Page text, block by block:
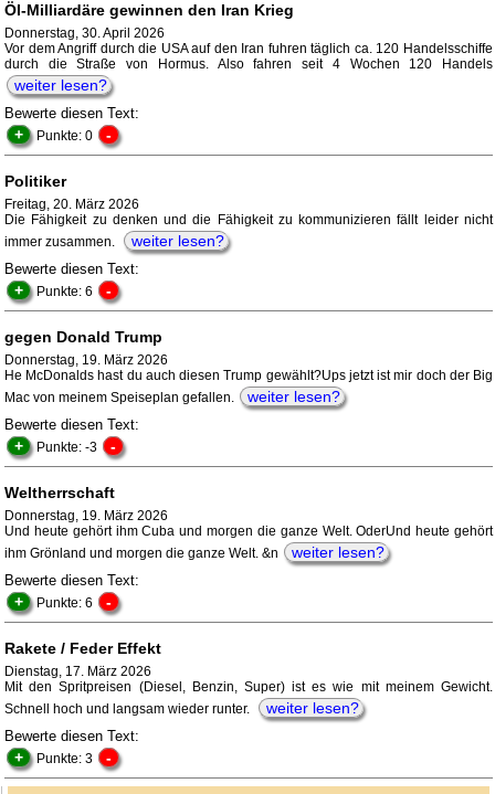
Öl-Milliardäre gewinnen den Iran Krieg
Donnerstag, 30. April 2026
Vor dem Angriff durch die USA auf den Iran fuhren täglich ca. 120 Handelsschiffe
durch die Straße von Hormus. Also fahren seit 4 Wochen 120 Handels
weiter lesen?
Bewerte diesen Text:
+ Punkte: 0 -
Politiker
Freitag, 20. März 2026
Die Fähigkeit zu denken und die Fähigkeit zu kommunizieren fällt leider nicht
immer zusammen.
weiter lesen?
Bewerte diesen Text:
+ Punkte: 6 -
gegen Donald Trump
Donnerstag, 19. März 2026
He McDonalds hast du auch diesen Trump gewählt?Ups jetzt ist mir doch der Big
Mac von meinem Speiseplan gefallen.
weiter lesen?
Bewerte diesen Text:
+ Punkte: -3 -
Weltherrschaft
Donnerstag, 19. März 2026
Und heute gehört ihm Cuba und morgen die ganze Welt. OderUnd heute gehört
ihm Grönland und morgen die ganze Welt. &n
weiter lesen?
Bewerte diesen Text:
+ Punkte: 6 -
Rakete / Feder Effekt
Dienstag, 17. März 2026
Mit den Spritpreisen (Diesel, Benzin, Super) ist es wie mit meinem Gewicht.
Schnell hoch und langsam wieder runter.
weiter lesen?
Bewerte diesen Text:
+ Punkte: 3 -